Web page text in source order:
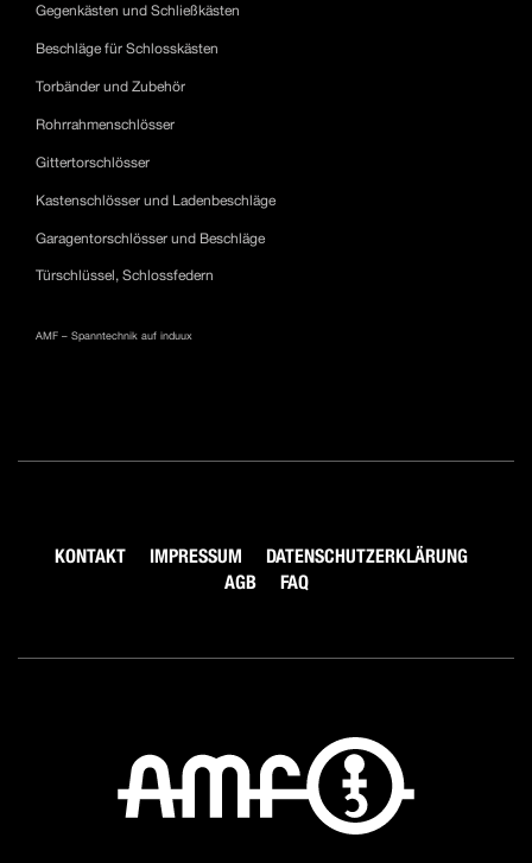
Gegenkästen und Schließkästen
Beschläge für Schlosskästen
Torbänder und Zubehör
Rohrrahmenschlösser
Gittertorschlösser
Kastenschlösser und Ladenbeschläge
Garagentorschlösser und Beschläge
Türschlüssel, Schlossfedern
AMF – Spanntechnik auf induux
KONTAKT IMPRESSUM
DATENSCHUTZERKLÄRUNG
AGB
FAQ